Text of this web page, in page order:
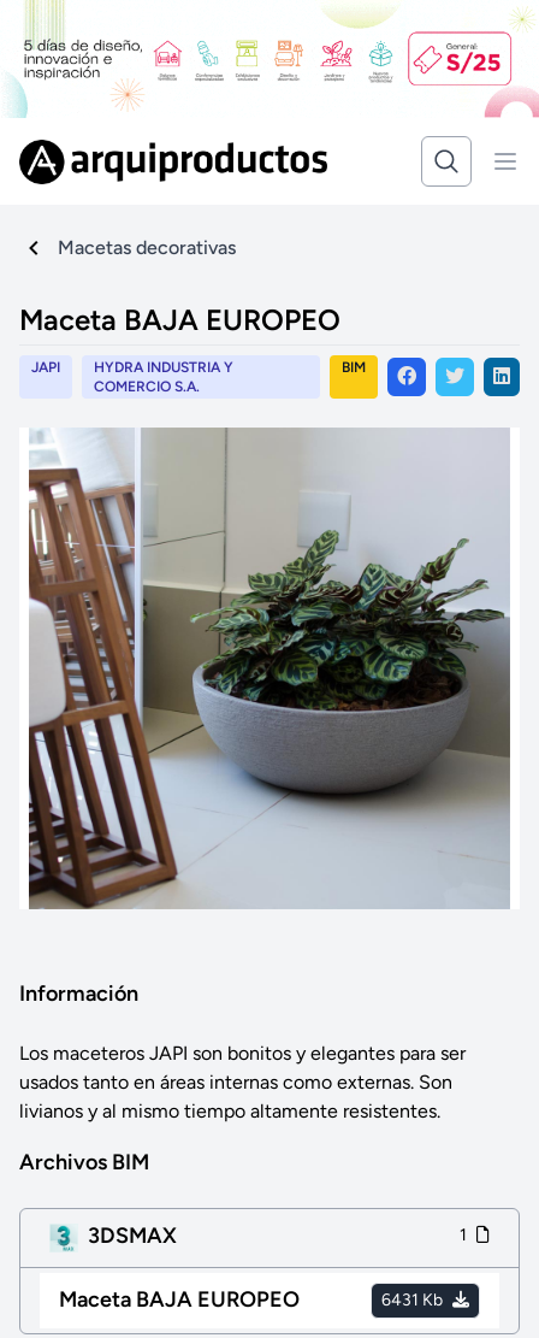
Macetas decorativas
Maceta BAJA EUROPEO
JAPI
HYDRA INDUSTRIA Y
COMERCIO S.A.
BIM
Información
Los maceteros JAPI son bonitos y elegantes para ser
usados tanto en áreas internas como externas. Son
livianos y al mismo tiempo altamente resistentes.
Archivos BIM
3DSMAX 1
Maceta BAJA EUROPEO 6431 Kb